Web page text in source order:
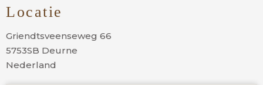
Locatie
Griendtsveenseweg 66
5753SB Deurne
Nederland